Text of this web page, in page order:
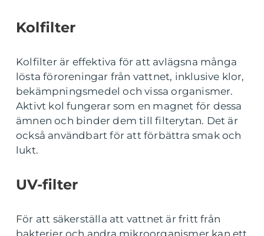
Kolfilter
Kolfilter är effektiva för att avlägsna många
lösta föroreningar från vattnet, inklusive klor,
bekämpningsmedel och vissa organismer.
Aktivt kol fungerar som en magnet för dessa
ämnen och binder dem till filterytan. Det är
också användbart för att förbättra smak och
lukt.
UV-filter
För att säkerställa att vattnet är fritt från